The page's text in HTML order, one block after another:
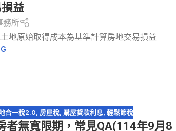
益
務所
地原始取得成本為基準計算房地交易損益
合一稅2.0 房屋稅, 購屋貸款利息 輕鬆節稅
者無寬限期，常見QA(114年9月8